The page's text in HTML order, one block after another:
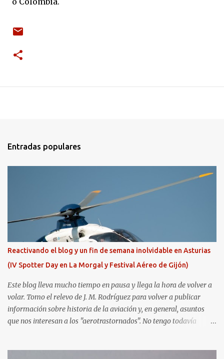
Entradas populares
Reactivando el blog y un fin de semana inolvidable en Asturias
(IV Spotter Day en La Morgal y Festival Aéreo de Gijón)
Este blog lleva mucho tiempo en pausa y llega la hora de volver a
volar. Tomo el relevo de J. M. Rodríguez para volver a publicar
información sobre historia de la aviación y, en general, asuntos
que nos interesan a los "aerotrastornados". No tengo todavía